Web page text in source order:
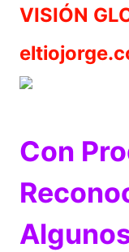
VISIÓN
Con